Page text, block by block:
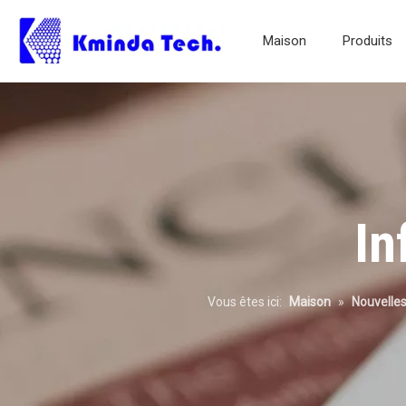
Maison Produits
Vous êtes ici: Maison » Nouvelles